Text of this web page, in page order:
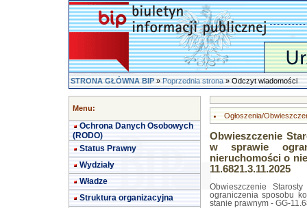
STRONA GŁÓWNA BIP»Poprzednia strona» Odczyt wiadomości
Menu:
Ochrona Danych Osobowych
(RODO)
Status Prawny
Wydziały
Władze
Struktura organizacyjna
Ogłoszenia/
Obwieszczenie
w sprawie
nieruchomości o
11.6821.3.11.2025
Obwieszczenie
ograniczenia sposobu
stanie prawnym - GG-